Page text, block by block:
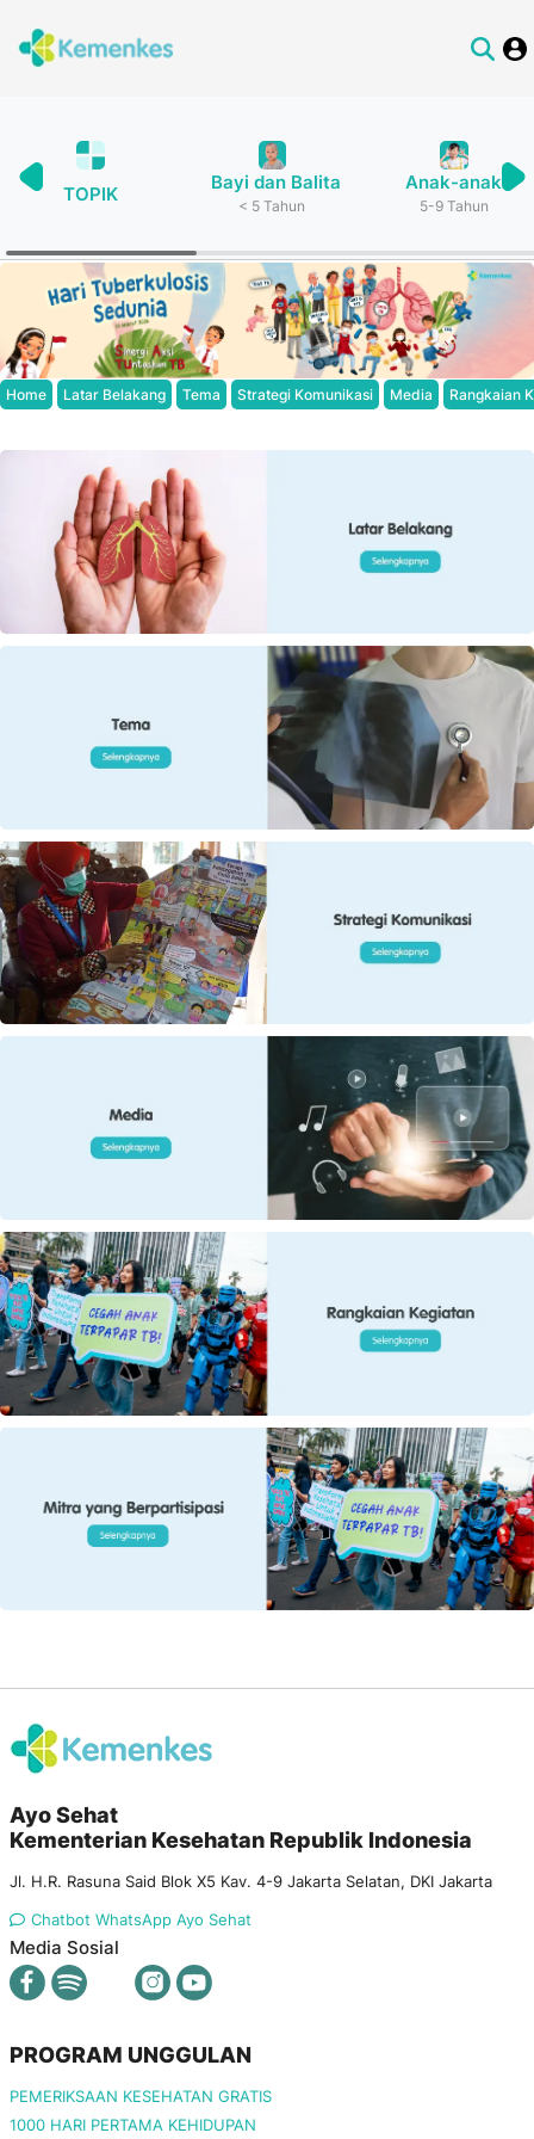
TOPIK
Bayi dan Balita
< 5 Tahun
Anak-anak
5-9 Tahun
Home Latar Belakang Tema Strategi Komunikasi Media Rangkaian
Ayo Sehat
Kementerian Kesehatan Republik Indonesia
Jl. H.R. Rasuna Said Blok X5 Kav. 4-9 Jakarta Selatan, DKI Jakarta
Chatbot WhatsApp Ayo Sehat
Media Sosial
PROGRAM UNGGULAN
PEMERIKSAAN KESEHATAN GRATIS
1000 HARI PERTAMA KEHIDUPAN